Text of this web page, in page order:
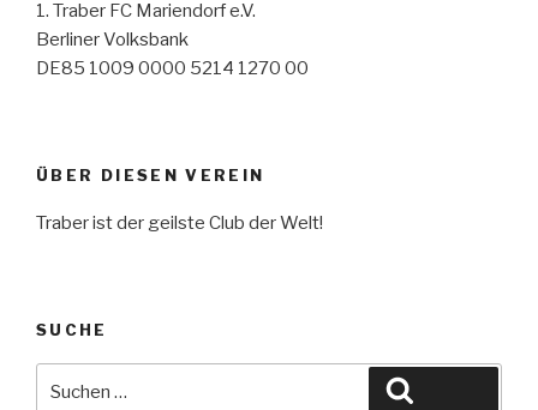
1. Traber FC Mariendorf e.V.
Berliner Volksbank
DE85 1009 0000 5214 1270 00
ÜBER DIESEN VEREIN
Traber ist der geilste Club der Welt!
SUCHE
nach: